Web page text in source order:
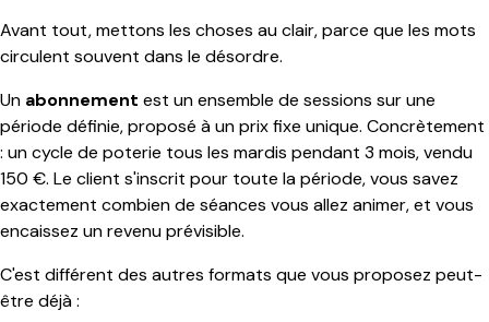
Avant tout, mettons les choses au clair, parce que les mots
circulent souvent dans le désordre.
Un abonnement est un ensemble de sessions sur une
période définie, proposé à un prix fixe unique. Concrètement
: un cycle de poterie tous les mardis pendant 3 mois, vendu
150 €. Le client s'inscrit pour toute la période, vous savez
exactement combien de séances vous allez animer, et vous
encaissez un revenu prévisible.
C'est différent des autres formats que vous proposez peut-
être déjà :